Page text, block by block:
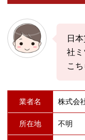
日
社
こ
業者名 株式会
所在地 不明